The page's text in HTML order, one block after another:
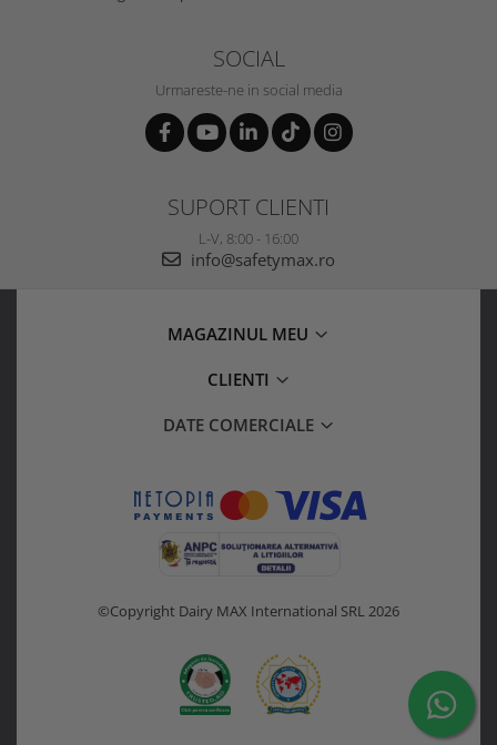
SOCIAL
Urmareste-ne in social media
SUPORT CLIENTI
L-V, 8:00 - 16:00
info@safetymax.ro
MAGAZINUL MEU
CLIENTI
DATE COMERCIALE
©Copyright Dairy MAX International SRL 2026